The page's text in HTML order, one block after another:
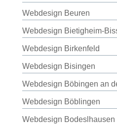
Webdesign Beuren
Webdesign Bietigheim-
Webdesign Birkenfeld
Webdesign Bisingen
Webdesign Böbingen an
Webdesign Böblingen
Webdesign Bodeslhausen